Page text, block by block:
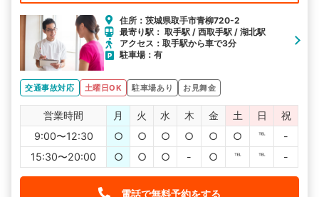
住所：茨城県取手市青柳720-2
最寄り駅： 取手駅 / 西取手駅 / 湖北駅
アクセス：取手駅から車で3分
駐車場：有
交通事故対応 土曜日OK 駐車場あり お見舞金
営業時間 月 火 水 木 金 土 日
祝
9:00〜12:30
○ ○ ○ ○ ○ ○ ℡
-
15:30〜20:00
○ ○ ○ - ○ ℡ ℡ -
電話で無料予約をする